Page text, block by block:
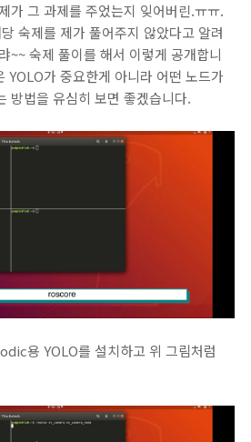
가 그 과제를 주었는지 잊어버린.ㅠㅠ.
숙제를 제가 풀어주지 않았다고 알려
~~ 숙제 풀이를 해서 이렇게 공개합니
YOLO가 중요한게 아니라 어떤 노드가
방법을 유심히 보면 좋겠습니다.
용 YOLO를 설치하고 위 그림처럼